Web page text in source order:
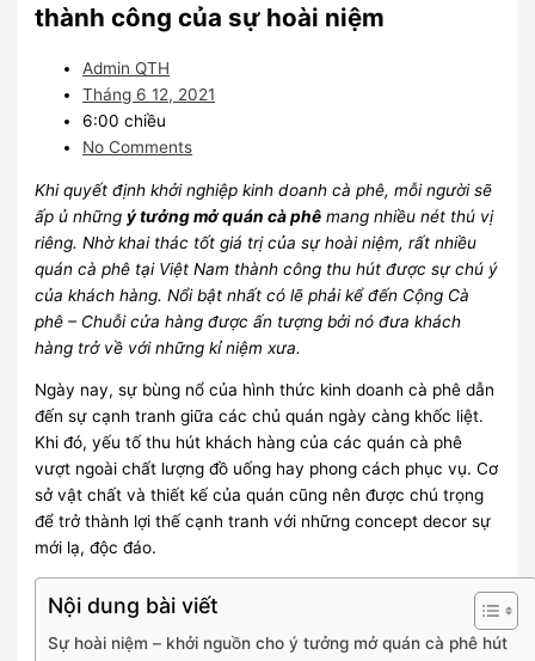
thành công của sự hoài niệm
Admin QTH
Tháng 6 12, 2021
6:00 chiều
No Comments
Khi quyết định khởi nghiệp kinh doanh cà phê, mỗi người sẽ
ấp ủ những ý tưởng mở quán cà phê mang nhiều nét thú vị
riêng. Nhờ khai thác tốt giá trị của sự hoài niệm, rất nhiều
quán cà phê tại Việt Nam thành công thu hút được sự chú ý
của khách hàng. Nổi bật nhất có lẽ phải kể đến Cộng Cà
phê – Chuỗi cửa hàng được ấn tượng bởi nó đưa khách
hàng trở về với những kỉ niệm xưa.
Ngày nay, sự bùng nổ của hình thức kinh doanh cà phê dẫn
đến sự cạnh tranh giữa các chủ quán ngày càng khốc liệt.
Khi đó, yếu tố thu hút khách hàng của các quán cà phê
vượt ngoài chất lượng đồ uống hay phong cách phục vụ. Cơ
sở vật chất và thiết kế của quán cũng nên được chú trọng
để trở thành lợi thế cạnh tranh với những concept decor sự
mới lạ, độc đáo.
Nội dung bài viết
Sự hoài niệm – khởi nguồn cho ý tưởng mở quán cà phê hút